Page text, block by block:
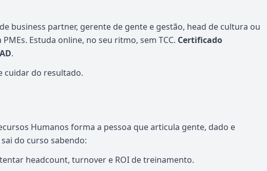
business partner, gerente de gente e gestão, head de cultura ou
Estuda online, no seu ritmo, sem TCC. Certificado
.
cuidar do resultado.
Humanos forma a pessoa que articula gente, dado e
do curso sabendo:
headcount, turnover e ROI de treinamento.